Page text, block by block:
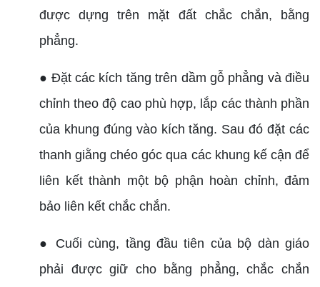
được dựng trên mặt đất chắc chắn, bằng
phẳng.
● Đặt các kích tăng trên dầm gỗ phẳng và điều
chỉnh theo độ cao phù hợp, lắp các thành phần
của khung đúng vào kích tăng. Sau đó đặt các
thanh giằng chéo góc qua các khung kế cận để
liên kết thành một bộ phận hoàn chỉnh, đảm
bảo liên kết chắc chắn.
● Cuối cùng, tầng đầu tiên của bộ dàn giáo
phải được giữ cho bằng phẳng, chắc chắn